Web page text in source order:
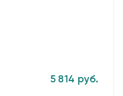
5 814 руб.